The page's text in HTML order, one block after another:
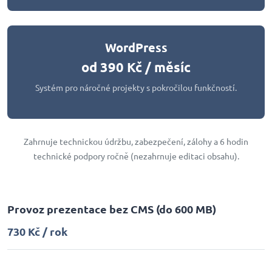
WordPress
od 390 Kč / měsíc
Systém pro náročné projekty s pokročilou funkčností.
Zahrnuje technickou údržbu, zabezpečení, zálohy a 6 hodin
technické podpory ročně (nezahrnuje editaci obsahu).
Provoz prezentace bez CMS (do 600 MB)
730 Kč / rok